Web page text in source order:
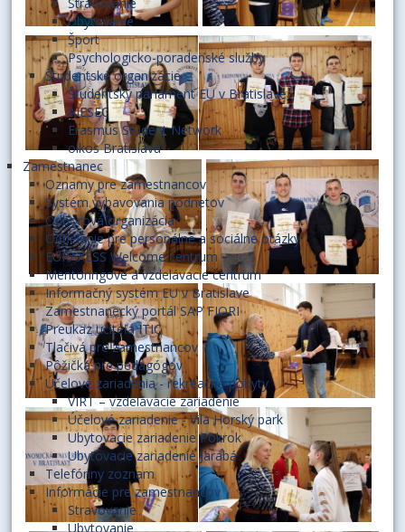
Ubytovanie
Šport
Psychologicko-poradenské služby
Študentské organizácie
Študentský parlament EU v Bratislave
AIESEC
Erasmus Student Network
oikos Bratislava
Zamestnanec
Oznamy pre zamestnancov
Systém vybavovania podnetov
Odborová organizácia
Oddelenie pre personálne a sociálne otázky
EURAXESS Welcome centrum
Mentoringové a vzdelávacie centrum
Informačný systém EU v Bratislave
Zamestnanecký portál SAP FIORI
Preukaz učiteľa ITIC
Tlačivá pre zamestnancov
Pôžička pre pedagógov
Účelové zariadenia - rekreačné pobyty
VIRT – vzdelávacie zariadenie
Účelové zariadenie - Vila Horský park
Ubytovacie zariadenie Pokrok
Ubytovacie zariadenie Jarabá
Telefónny zoznam
Informácie pre zamestnancov
Stravovanie
Ubytovanie